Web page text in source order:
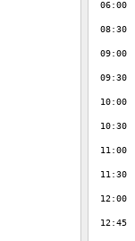
06:00
08:30
09:00
09:30
10:00
10:30
11:00
11:30
12:00
12:45